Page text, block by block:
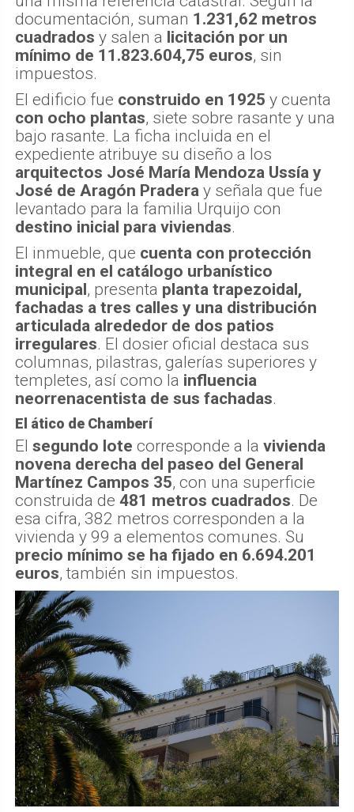
documentación, suman 1.231,62 metros
cuadrados y salen a licitación por un
mínimo de 11.823.604,75 euros, sin
impuestos.
El edificio fue construido en 1925 y cuenta
con ocho plantas, siete sobre rasante y una
bajo rasante. La ficha incluida en el
expediente atribuye su diseño a los
arquitectos José María Mendoza Ussía y
José de Aragón Pradera y señala que fue
levantado para la familia Urquijo con
destino inicial para viviendas.
El inmueble, que cuenta con protección
integral en el catálogo urbanístico
municipal, presenta planta trapezoidal,
fachadas a tres calles y una distribución
articulada alrededor de dos patios
irregulares. El dosier oficial destaca sus
columnas, pilastras, galerías superiores y
templetes, así como la influencia
neorrenacentista de sus fachadas.
El ático de Chamberí
El segundo lote corresponde a la vivienda
novena derecha del paseo del General
Martínez Campos 35, con una superficie
construida de 481 metros cuadrados. De
esa cifra, 382 metros corresponden a la
vivienda y 99 a elementos comunes. Su
precio mínimo se ha fijado en 6.694.201
euros, también sin impuestos.